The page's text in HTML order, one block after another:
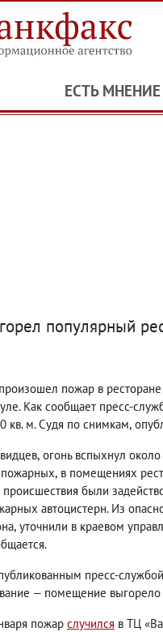
ЕСТЬ МНЕНИЕ
популярный
пожар в ресторане
Как сообщает пресс-
кв. м. Судя по снимкам,
, огонь вспыхнул
, в помещениях
были
автоцистерн. Из
, уточнили в краевом
пресс-
— помещение выгорело
пожар случился в ТЦ